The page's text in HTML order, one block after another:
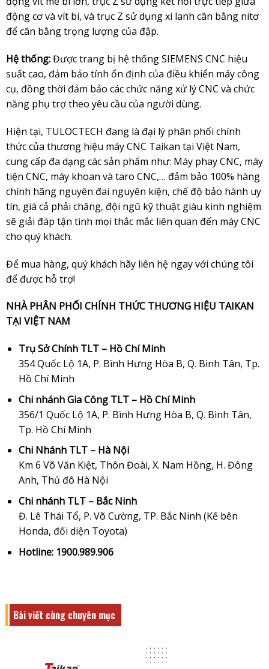
động cơ và vít bi, và trục Z sử dụng xi lanh cân bằng nitơ
để cân bằng trọng lượng của đập.
Hệ thống:Được trang bị hệ thống SIEMENS CNC hiệu
suất cao, đảm bảo tính ổn định của điều khiển máy công
cụ, đồng thời đảm bảo các chức năng xử lý CNC và chức
năng phụ trợ theo yêu cầu của người dùng.
Hiện tại, TULOCTECH đang là đại lý phân phối chính
thức của thương hiệu máy CNC Taikan tại Việt Nam,
cung cấp đa dạng các sản phẩm như: Máy phay CNC, máy
tiện CNC, máy khoan và taro CNC,… đảm bảo 100% hàng
chính hãng nguyên đai nguyên kiện, chế độ bảo hành uy
tín, giá cả phải chăng, đội ngũ kỹ thuật giàu kinh nghiệm
sẽ giải đáp tận tình mọi thắc mắc liên quan đến máy CNC
cho quý khách.
Để mua hàng, quý khách hãy liên hệ ngay với chúng tôi
để được hỗ trợ!
NHÀ PHÂN PHỐI CHÍNH THỨC THƯƠNG HIỆU TAIKAN
TẠI VIỆT NAM
Trụ Sở Chính TLT – Hồ Chí Minh
354 Quốc Lộ 1A, P. Bình Hưng Hòa B, Q. Bình Tân, Tp.
Hồ Chí Minh
Chi nhánh Gia Công TLT – Hồ Chí Minh
356/1 Quốc Lộ 1A, P. Bình Hưng Hòa B, Q. Bình Tân,
Tp. Hồ Chí Minh
Chi Nhánh TLT – Hà Nội
Km 6 Võ Văn Kiệt, Thôn Đoài, X. Nam Hồng, H. Đông
Anh, Thủ đô Hà Nội
Chi nhánh TLT – Bắc Ninh
Đ. Lê Thái Tổ, P. Võ Cường, TP. Bắc Ninh (Kế bên
Honda, đối diện Toyota)
Hotline: 1900.989.906
Bài viết cùng chuyên mục